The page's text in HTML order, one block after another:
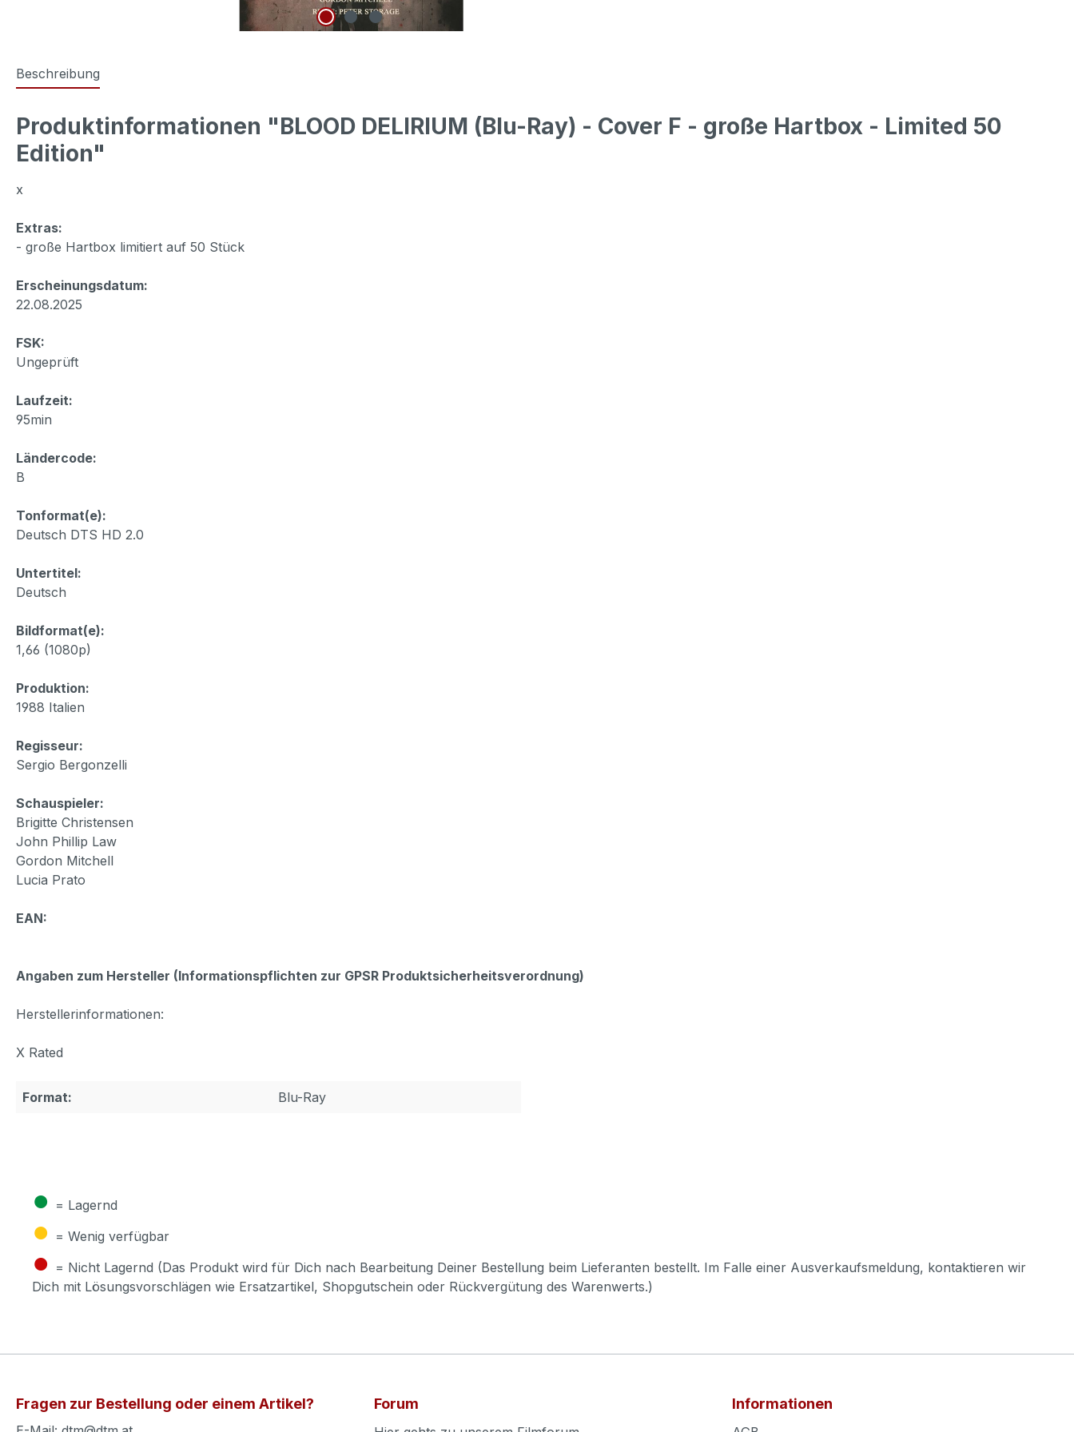
Beschreibung
Produktinformationen "BLOOD DELIRIUM (Blu-Ray) - Cover F - große Hartbox - Limited 50
Edition"
x
Extras:
- große Hartbox limitiert auf 50 Stück
Erscheinungsdatum:
22.08.2025
FSK:
Ungeprüft
Laufzeit:
95min
Ländercode:
B
Tonformat(e):
Deutsch DTS HD 2.0
Untertitel:
Deutsch
Bildformat(e):
1,66 (1080p)
Produktion:
1988 Italien
Regisseur:
Sergio Bergonzelli
Schauspieler:
Brigitte Christensen
John Phillip Law
Gordon Mitchell
Lucia Prato
EAN:
Angaben zum Hersteller (Informationspflichten zur GPSR Produktsicherheitsverordnung)
Herstellerinformationen:
X Rated
Format: Blu-Ray
● = Lagernd
● = Wenig verfügbar
● = Nicht Lagernd (Das Produkt wird für Dich nach Bearbeitung Deiner Bestellung beim Lieferanten bestellt. Im Falle einer Ausverkaufsmeldung, kontaktieren wir
Dich mit Lösungsvorschlägen wie Ersatzartikel, Shopgutschein oder Rückvergütung des Warenwerts.)
Fragen zur Bestellung oder einem Artikel? Forum Informationen